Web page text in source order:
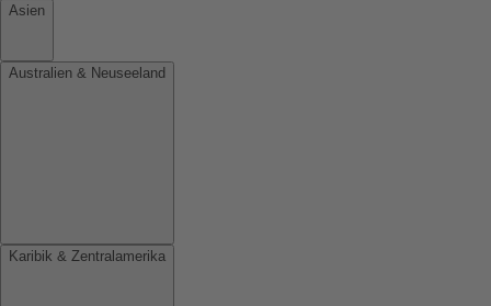
Asien
Australien & Neuseeland
Karibik & Zentralamerika